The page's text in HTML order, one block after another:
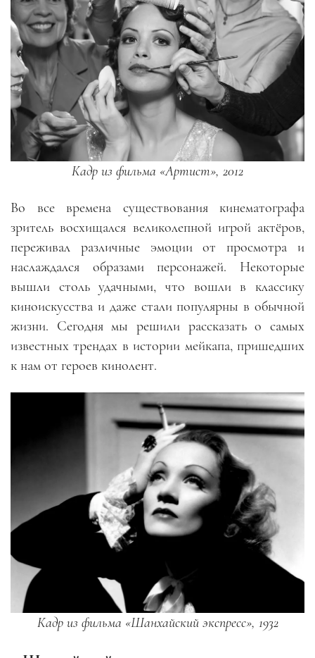
Кадр из фильма «Артист», 2012
Во все времена существования кинематографа
зритель восхищался великолепной игрой актёров,
переживал различные эмоции от просмотра и
наслаждался образами персонажей. Некоторые
вышли столь удачными, что вошли в классику
киноискусства и даже стали популярны в обычной
жизни. Сегодня мы решили рассказать о самых
известных трендах в истории мейкапа, пришедших
к нам от героев кинолент.
Кадр из фильма «Шанхайский экспресс», 1932